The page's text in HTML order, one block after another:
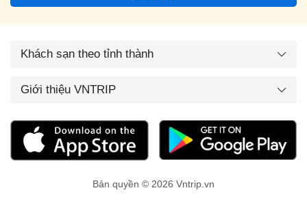
Khách sạn theo tỉnh thành
Giới thiệu VNTRIP
Bản quyền © 2026 Vntrip.vn